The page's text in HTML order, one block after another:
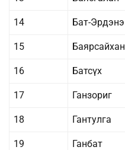
14 Бат-Эрдэнэ
15 Баярсайхан
16 Батсүх
17 Ганзориг
18 Гантулга
19 Ганбат